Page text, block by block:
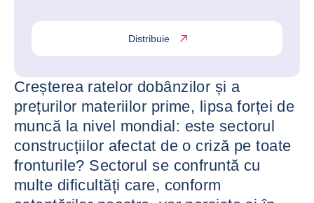
Distribuie
Creșterea ratelor dobânzilor și a
prețurilor materiilor prime, lipsa forței de
muncă la nivel mondial: este sectorul
construcțiilor afectat de o criză pe toate
fronturile? Sectorul se confruntă cu
multe dificultăți care, conform